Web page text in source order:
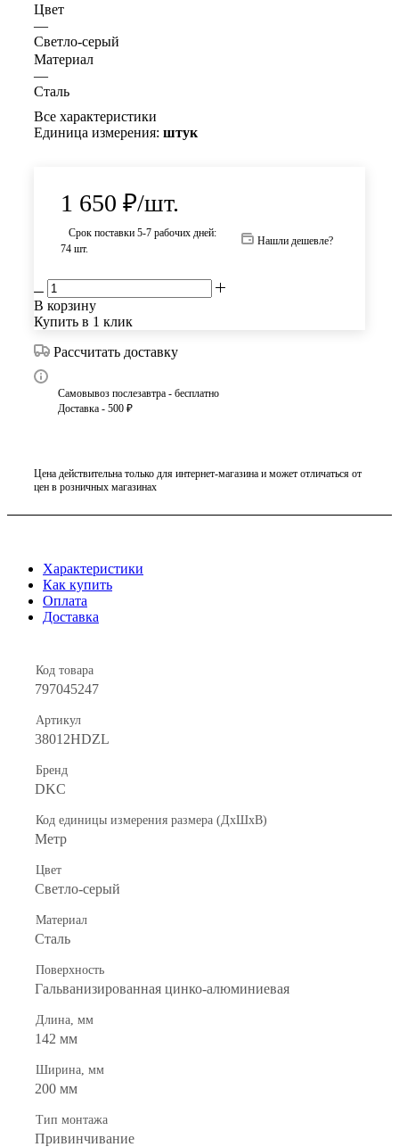
Цвет
—
Светло-серый
Материал
—
Сталь
Все характеристики
Единица измерения: штук
1 650 ₽/шт.
Срок поставки 5-7 рабочих дней:
74 шт.
Нашли дешевле?
В корзину
Купить в 1 клик
Рассчитать доставку
Самовывоз послезавтра - бесплатно
Доставка - 500 ₽
Цена действительна только для интернет-магазина и может отличаться от
цен в розничных магазинах
Характеристики
Как купить
Оплата
Доставка
Код товара
797045247
Артикул
38012HDZL
Бренд
DKC
Код единицы измерения размера (ДхШхВ)
Метр
Цвет
Светло-серый
Материал
Сталь
Поверхность
Гальванизированная цинко-алюминиевая
Длина, мм
142 мм
Ширина, мм
200 мм
Тип монтажа
Привинчивание